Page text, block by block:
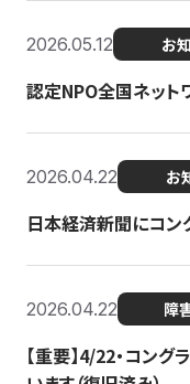
2026.05.12 お
認定NPO全国ネット
2026.04.22 お
日本経済新聞にコン
2026.04.22 障
【重要】4/22・コン